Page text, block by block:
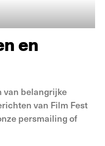
en
van belangrijke
van Film Fest
persmailing of